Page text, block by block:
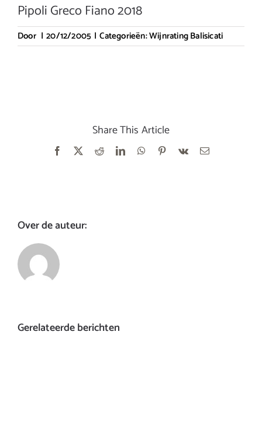
Pipoli Greco Fiano 2018
Door | 20/12/2005 | Categorieën:Wijnrating Balisicati
Share This Article
Facebook RedditLinkedInWhatsApp
Pinterest
Vk
E-
Over de auteur:
Gerelateerde berichten